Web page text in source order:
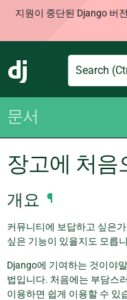
지원이 중단된 Django 버
Django
Search
문서
장고에 처음
개요 ¶
커뮤니티에 보답하고 싶은
싶은 기능이 있을지도 모릅
Django에 기여하는 것이야
법입니다. 처음에는 부담스
이용하면 쉽게 이용할 수 있